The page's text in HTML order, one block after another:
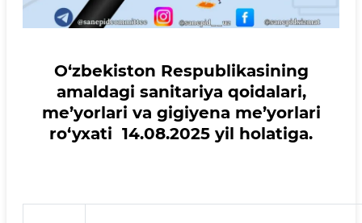
O‘zbekiston Respublikasining
amaldagi sanitariya qoidalari,
me’yorlari va gigiyena me’yorlari
ro‘yxati 14.08.2025 yil holatiga.